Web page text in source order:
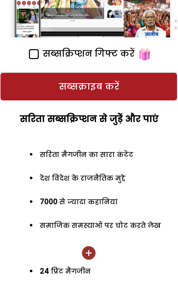
सब्सक्रिप्शन गिफ्ट करें
सब्सक्राइब करें
सरिता सब्सक्रिप्शन से जुड़ेें और पाएं
सरिता मैगजीन का सारा कंटेंट
देश विदेश के राजनैतिक मुद्दे
7000 से ज्यादा कहानियां
समाजिक समस्याओं पर चोट करते लेख
24 प्रिंट मैगजीन